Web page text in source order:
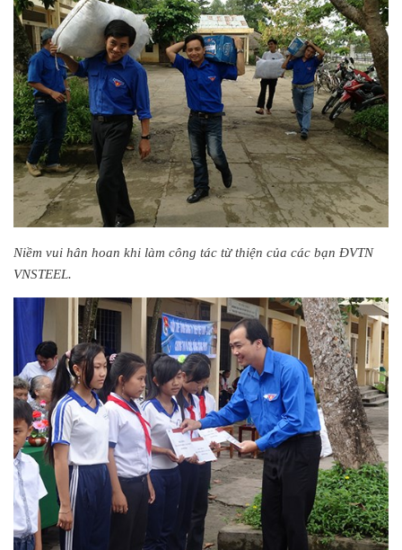
Niềm vui hân hoan khi làm công tác từ thiện của các bạn ĐVTN
VNSTEEL.